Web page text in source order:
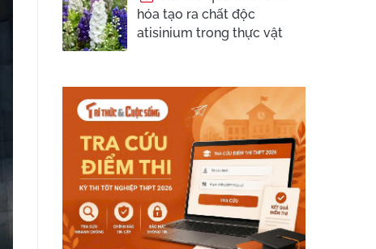
hóa tạo ra chất độc
atisinium trong thực vật